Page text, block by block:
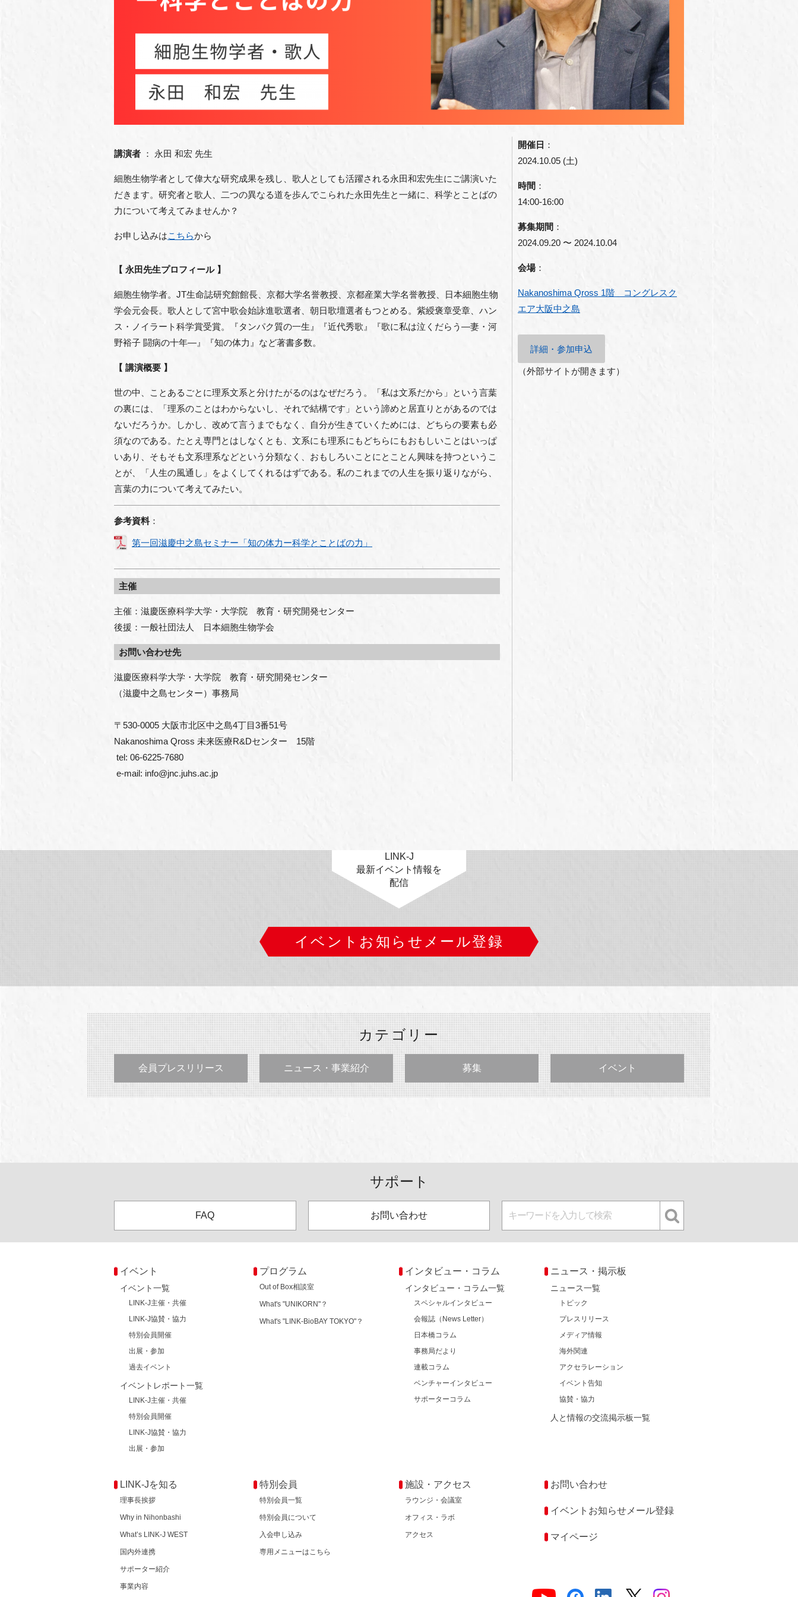
講演者 ： 永田 和宏 先生
細胞生物学者として偉大な研究成果を残し、歌人としても活躍される永田和宏先生にご講演いた
だきます。研究者と歌人、二つの異なる道を歩んでこられた永田先生と一緒に、科学とことばの
力について考えてみませんか？
お申し込みはこちらから
【 永田先生プロフィール 】
細胞生物学者。JT生命誌研究館館長、京都大学名誉教授、京都産業大学名誉教授、日本細胞生物
学会元会長。歌人として宮中歌会始詠進歌選者、朝日歌壇選者もつとめる。紫綬褒章受章、ハン
ス・ノイラート科学賞受賞。『タンパク質の一生』『近代秀歌』『歌に私は泣くだらう―妻・河
野裕子 闘病の十年―』『知の体力』など著書多数。
【 講演概要 】
世の中、ことあるごとに理系文系と分けたがるのはなぜだろう。「私は文系だから」という言葉
の裏には、「理系のことはわからないし、それで結構です」という諦めと居直りとがあるのでは
ないだろうか。しかし、改めて言うまでもなく、自分が生きていくためには、どちらの要素も必
須なのである。たとえ専門とはしなくとも、文系にも理系にもどちらにもおもしいことはいっぱ
いあり、そもそも文系理系などという分類なく、おもしろいことにとことん興味を持つというこ
とが、「人生の風通し」をよくしてくれるはずである。私のこれまでの人生を振り返りながら、
言葉の力について考えてみたい。
参考資料：
第一回滋慶中之島セミナー「知の体力ー科学とことばの力」
主催
主催：滋慶医療科学大学・大学院 教育・研究開発センター
後援：一般社団法人 日本細胞生物学会
お問い合わせ先
滋慶医療科学大学・大学院　教育・研究開発センター
（滋慶中之島センター）事務局
〒530-0005 大阪市北区中之島4丁目3番51号
Nakanoshima Qross 未来医療R&Dセンター　15階
e-mail: info@jnc.juhs.ac.jp
開催日 ：
2024.10.05 (土)
時間 ：
14:00-16:00
募集期間 ：
2024.09.20 〜 2024.10.04
会場：
Nakanoshima Qross 1階 コングレスク
エア大阪中之島
詳細・参加申込
（外部サイトが開きます）
LINK-J
最新イベント情報を
配信
イベントお知らせメール登録
カテゴリー
会員プレスリリース ニュース・事業紹介 募集 イベント
サポート
FAQ お問い合わせ
イベント
イベント一覧
LINK-J主催・共催
LINK-J協賛・協力
特別会員開催
出展・参加
過去イベント
イベントレポート一覧
LINK-J主催・共催
特別会員開催
LINK-J協賛・協力
出展・参加
プログラム
Out of Box相談室
What's "UNIKORN"？
What's "LINK-BioBAY TOKYO"？
インタビュー・コラム
インタビュー・コラム一覧
スペシャルインタビュー
会報誌（News Letter）
日本橋コラム
事務局だより
連載コラム
ベンチャーインタビュー
サポーターコラム
ニュース・掲示板
ニュース一覧
トピック
プレスリリース
メディア情報
海外関連
アクセラレーション
イベント告知
協賛・協力
人と情報の交流掲示板一覧
LINK-Jを知る
理事長挨拶
Why in Nihonbashi
What’s LINK-J WEST
国内外連携
サポーター紹介
事業内容
特別会員
特別会員一覧
特別会員について
入会申し込み
専用メニューはこちら
施設・アクセス
ラウンジ・会議室
オフィス・ラボ
アクセス
お問い合わせ
イベントお知らせメール登録
マイページ